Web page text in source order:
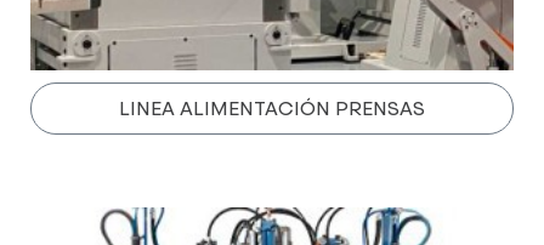
LINEA ALIMENTACIÓN PRENSAS